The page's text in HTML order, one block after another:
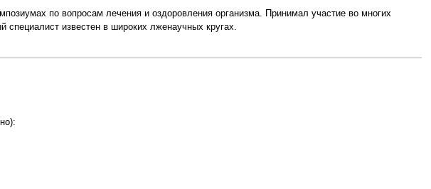
по вопросам лечения и оздоровления организма. Принимал участие во многих
известен в широких лженаучных кругах.